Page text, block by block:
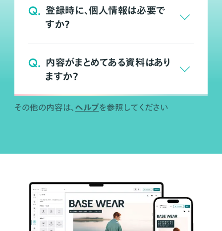
Q. 登録時に、個人情報は必要で
すか？
Q. 内容がまとめてある資料はあり
ますか？
その他の内容は、 ヘルプを参照してください